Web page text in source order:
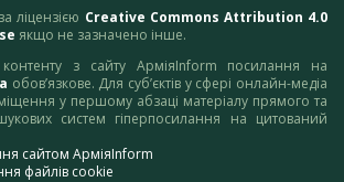
ліцензією Creative Commons Attribution 4.0
якщо не зазначено інше.
з сайту АрміяInform посилання на
обов’язкове. Для суб’єктів у сфері онлайн-медіа
у першому абзаці матеріалу прямого та
систем гіперпосилання на цитований
сайтом АрміяInform
файлів cookie